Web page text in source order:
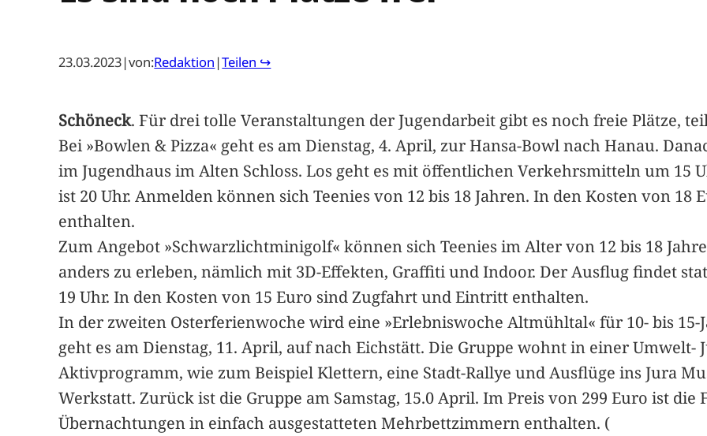
23.03.2023|von:Redaktion |Teilen ↪
Schöneck. Für drei tolle Veranstaltungen der Jugendarbeit gibt es noch freie Plätze,
Bei »Bowlen & Pizza« geht es am Dienstag, 4. April, zur Hansa-Bowl nach Hanau.
im Jugendhaus im Alten Schloss. Los geht es mit öffentlichen Verkehrsmitteln um 15
ist 20 Uhr. Anmelden können sich Teenies von 12 bis 18 Jahren. In den Kosten von
enthalten.
Zum Angebot »Schwarzlichtminigolf« können sich Teenies im Alter von 12 bis 18
anders zu erleben, nämlich mit 3D-Effekten, Graffiti und Indoor. Der Ausflug findet
19 Uhr. In den Kosten von 15 Euro sind Zugfahrt und Eintritt enthalten.
In der zweiten Osterferienwoche wird eine »Erlebniswoche Altmühltal« für 10- bis 15-
geht es am Dienstag, 11. April, auf nach Eichstätt. Die Gruppe wohnt in einer Umwelt-
Aktivprogramm, wie zum Beispiel Klettern, eine Stadt-Rallye und Ausflüge ins Jura
Werkstatt. Zurück ist die Gruppe am Samstag, 15.0 April. Im Preis von 299 Euro ist
Übernachtungen in einfach ausgestatteten Mehrbettzimmern enthalten. (